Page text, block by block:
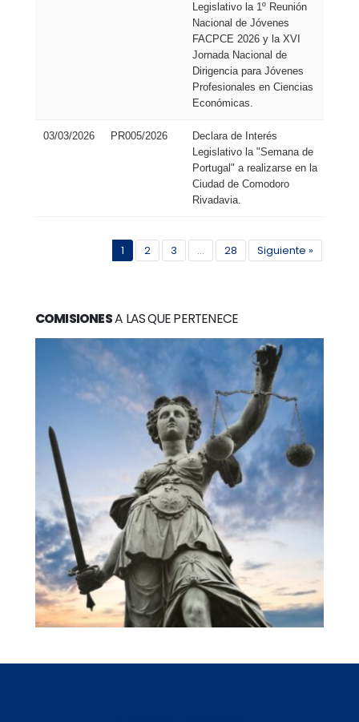
Legislativo la 1º Reunión
Nacional de Jóvenes
FACPCE 2026 y la XVI
Jornada Nacional de
Dirigencia para Jóvenes
Profesionales en Ciencias
Económicas.
03/03/2026 PR005/2026
Declara de Interés
Legislativo la "Semana de
Portugal" a realizarse en la
Ciudad de Comodoro
Rivadavia.
1 2 3 ... 28 Siguiente »
COMISIONESA LAS QUE PERTENECE